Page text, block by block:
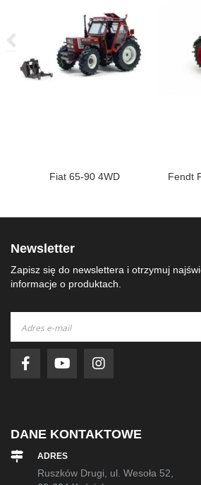
Fiat 65-90 4WD
Fendt
Newsletter
Zapisz się do newslettera i otrzymuj
informacje o produktach.
nasz
newsletter:
DANE KONTAKTOWE
ADRES
Ruszków Drugi, ul. Wesoła 52,